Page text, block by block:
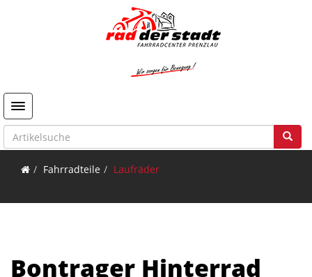
Toggle navigation
Fahrradteile Laufräder
Bontrager Hinterrad